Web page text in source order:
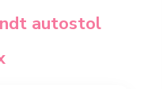
autostol